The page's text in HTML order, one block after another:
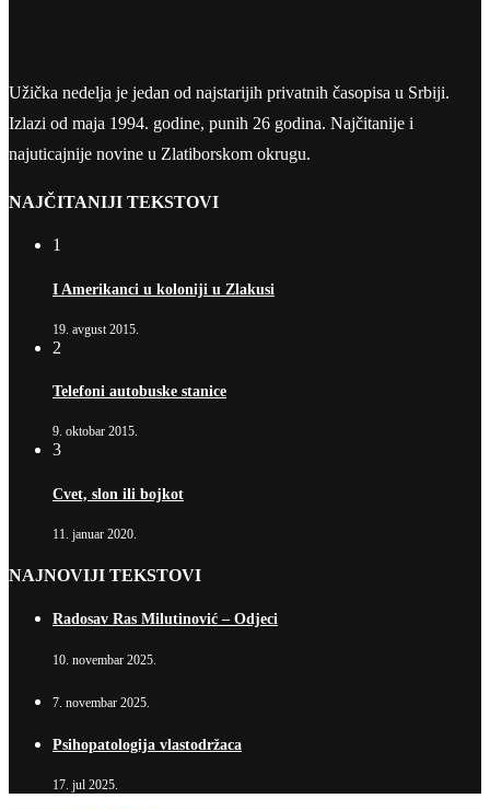
Užička nedelja je jedan od najstarijih privatnih časopisa u Srbiji.
Izlazi od maja 1994. godine, punih 26 godina. Najčitanije i
najuticajnije novine u Zlatiborskom okrugu.
NAJČITANIJI TEKSTOVI
1
I Amerikanci u koloniji u Zlakusi
19. avgust 2015.
2
Telefoni autobuske stanice
9. oktobar 2015.
3
Cvet, slon ili bojkot
11. januar 2020.
NAJNOVIJI TEKSTOVI
Radosav Ras Milutinović – Odjeci
10. novembar 2025.
7. novembar 2025.
Psihopatologija vlastodržaca
17. jul 2025.